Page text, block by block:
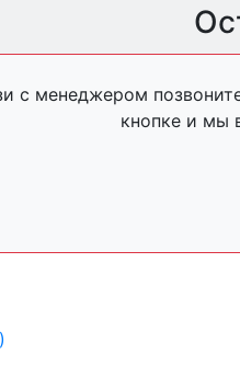
с менеджером
кнопке и мы